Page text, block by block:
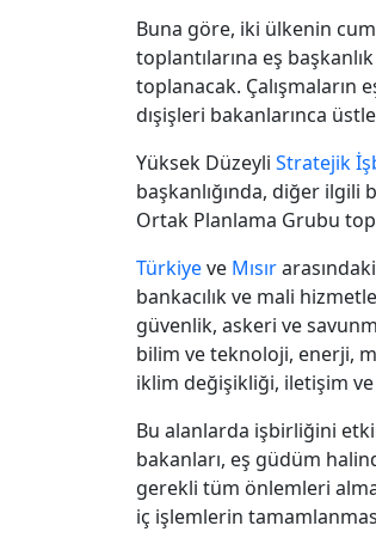
Buna göre, iki ülkenin
toplantılarına eş
toplanacak. Çalışmaların
dışişleri bakanlarınca
Yüksek Düzeyli Stratejik
başkanlığında, diğer
Ortak Planlama Grubu
Türkiyeve Mısır
bankacılık ve mali
güvenlik, askeri ve
bilim ve teknoloji, enerji,
iklim değişikliği, iletişim
Bu alanlarda işbirliğini
bakanları, eş güdüm
gerekli tüm önlemleri
iç işlemlerin